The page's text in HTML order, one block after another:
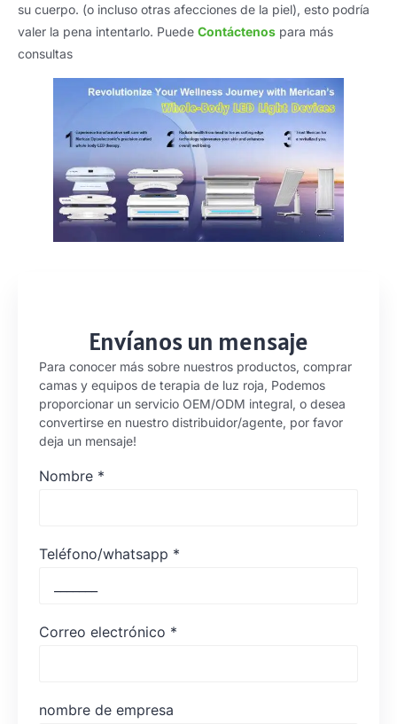
su cuerpo. (o incluso otras afecciones de la piel), esto podría
valer la pena intentarlo. Puede Contáctenos para más
consultas
Envíanos un mensaje
Para conocer más sobre nuestros productos, comprar
camas y equipos de terapia de luz roja, Podemos
proporcionar un servicio OEM/ODM integral, o desea
convertirse en nuestro distribuidor/agente, por favor
deja un mensaje!
Nombre *
Teléfono/whatsapp *
Correo electrónico *
nombre de empresa